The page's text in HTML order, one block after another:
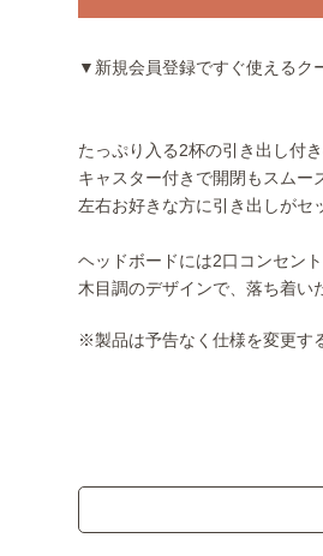
▼新規会員登録ですぐ使えるク
たっぷり入る2杯の引き出し付き
キャスター付きで開閉もスムー
左右お好きな方に引き出しがセ
ヘッドボードには2口コンセン
木目調のデザインで、落ち着い
※製品は予告なく仕様を変更す